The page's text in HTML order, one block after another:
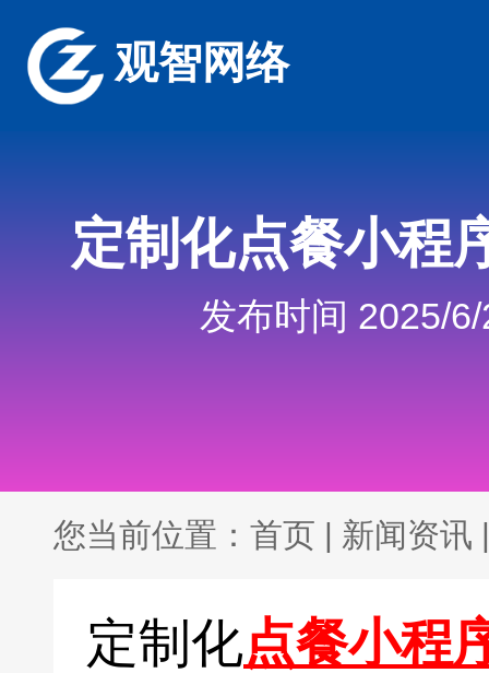
观智网络
定制化点餐小程
发布时间 2025/
您当前位置： 首页 | 新闻资讯 |
定制化点餐小程